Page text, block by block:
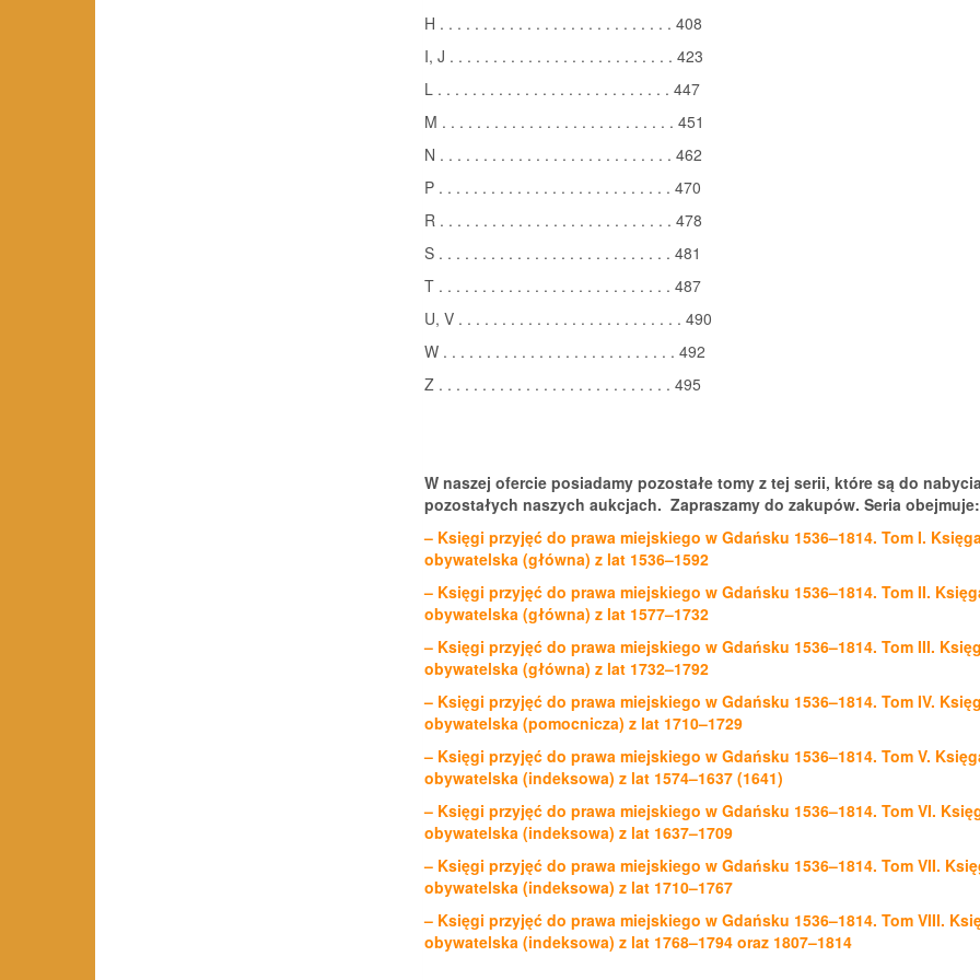
H . . . . . . . . . . . . . . . . . . . . . . . . . . . 408
I, J . . . . . . . . . . . . . . . . . . . . . . . . . . 423
L . . . . . . . . . . . . . . . . . . . . . . . . . . . 447
M . . . . . . . . . . . . . . . . . . . . . . . . . . . 451
N . . . . . . . . . . . . . . . . . . . . . . . . . . . 462
P . . . . . . . . . . . . . . . . . . . . . . . . . . . 470
R . . . . . . . . . . . . . . . . . . . . . . . . . . . 478
S . . . . . . . . . . . . . . . . . . . . . . . . . . . 481
T . . . . . . . . . . . . . . . . . . . . . . . . . . . 487
U, V . . . . . . . . . . . . . . . . . . . . . . . . . . 490
W . . . . . . . . . . . . . . . . . . . . . . . . . . . 492
Z . . . . . . . . . . . . . . . . . . . . . . . . . . . 495
W naszej ofercie posiadamy pozostałe tomy z tej serii, które są do
pozostałych naszych aukcjach. Zapraszamy do zakupów. Seria obejmuje:
– Księgi przyjęć do prawa miejskiego w Gdańsku 1536–1814. Tom I.
obywatelska (główna) z lat 1536–1592
– Księgi przyjęć do prawa miejskiego w Gdańsku 1536–1814. Tom II.
obywatelska (główna) z lat 1577–1732
– Księgi przyjęć do prawa miejskiego w Gdańsku 1536–1814. Tom III.
obywatelska (główna) z lat 1732–1792
– Księgi przyjęć do prawa miejskiego w Gdańsku 1536–1814. Tom IV.
obywatelska (pomocnicza) z lat 1710–1729
– Księgi przyjęć do prawa miejskiego w Gdańsku 1536–1814. Tom V.
obywatelska (indeksowa) z lat 1574–1637 (1641)
– Księgi przyjęć do prawa miejskiego w Gdańsku 1536–1814. Tom VI.
obywatelska (indeksowa) z lat 1637–1709
– Księgi przyjęć do prawa miejskiego w Gdańsku 1536–1814. Tom VII.
obywatelska (indeksowa) z lat 1710–1767
– Księgi przyjęć do prawa miejskiego w Gdańsku 1536–1814. Tom VIII.
obywatelska (indeksowa) z lat 1768–1794 oraz 1807–1814